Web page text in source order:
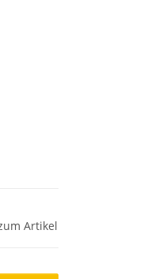
Artikel